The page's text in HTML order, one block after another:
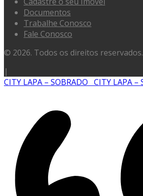
Documentos
Trabalhe Conosco
Fale Conosco
© 2026. Todos os direitos reservados.
|
CITY LAPA – SOBRADO CITY LAPA –